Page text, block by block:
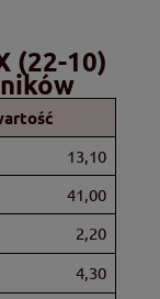
(22-10)
13,10
41,00
2,20
4,30